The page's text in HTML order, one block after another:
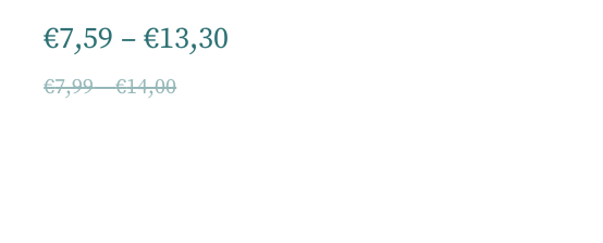
€7,59 –€13,30
€7,99–€14,00